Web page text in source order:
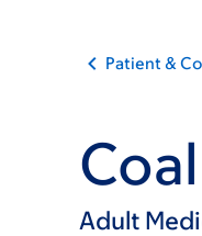
Patient &
Adult